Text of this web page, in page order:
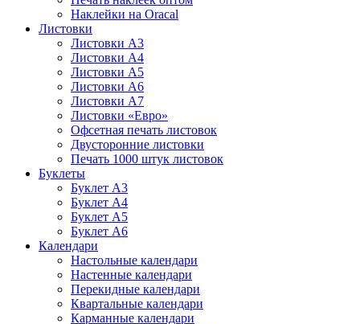
Наклейки на Oracal
Листовки
Листовки А3
Листовки А4
Листовки А5
Листовки А6
Листовки А7
Листовки «Евро»
Офсетная печать листовок
Двусторонние листовки
Печать 1000 штук листовок
Буклеты
Буклет А3
Буклет А4
Буклет А5
Буклет А6
Календари
Настольные календари
Настенные календари
Перекидные календари
Квартальные календари
Карманные календари